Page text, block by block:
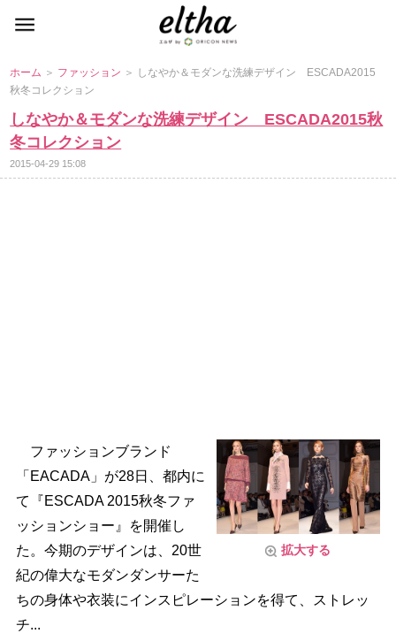
ホーム ＞ ファッション ＞ しなやか＆モダンな洗練デザイン ESCADA2015
秋冬コレクション
しなやか＆モダンな洗練デザイン ESCADA2015秋
冬コレクション
2015-04-29 15:08
拡大する
ファッションブランド
「EACADA」が28日、都内に
て『ESCADA 2015秋冬ファ
ッションショー』を開催し
た。今期のデザインは、20世
紀の偉大なモダンダンサーた
ちの身体や衣装にインスピレーションを得て、ストレッ
チ...